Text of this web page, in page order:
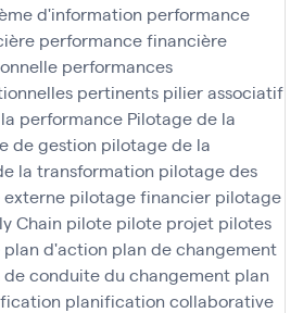
d'information performance
performance financière
performances
pertinents pilier associatif
performance Pilotage de la
de gestion pilotage de la
la transformation pilotage des
pilotage financier pilotage
Chain pilote pilote projet pilotes
plan d'action plan de changement
de conduite du changement plan
planification collaborative